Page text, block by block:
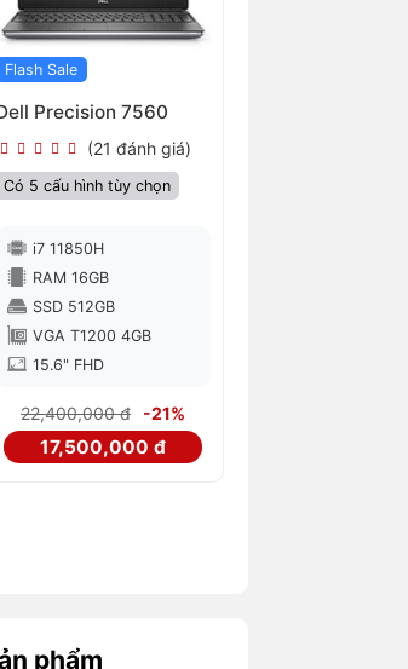
Flash Sale
Precision 7560
(21 đánh giá)
Có 5 cấu hình tùy chọn
i7 11850H
RAM 16GB
SSD 512GB
VGA T1200 4GB
15.6" FHD
22,400,000 đ -21%
17,500,000 đ
phẩm